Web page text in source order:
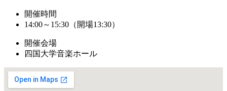
開催時間
14:00～15:30（開場13:30）
開催会場
四国大学音楽ホール